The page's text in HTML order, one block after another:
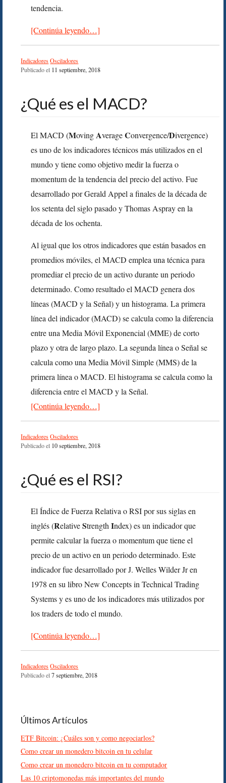
tendencia.
[Continúa leyendo…]
Indicadores Osciladores
Publicado el 11 septiembre, 2018
¿Qué es el MACD?
El MACD (Moving AverageConvergence/Divergence)
es uno de los indicadores técnicos más utilizados en el
mundo y tiene como objetivo medir la fuerza o
momentum de la tendencia del precio del activo. Fue
desarrollado por Gerald Appel a finales de la década de
los setenta del siglo pasado y Thomas Aspray en la
década de los ochenta.
Al igual que los otros indicadores que están basados en
promedios móviles, el MACD emplea una técnica para
promediar el precio de un activo durante un periodo
determinado. Como resultado el MACD genera dos
líneas (MACD y la Señal) y un histograma. La primera
línea del indicador (MACD) se calcula como la diferencia
entre una Media Móvil Exponencial (MME) de corto
plazo y otra de largo plazo. La segunda línea o Señal se
calcula como una Media Móvil Simple (MMS) de la
primera línea o MACD. El histograma se calcula como la
diferencia entre el MACD y la Señal.
[Continúa leyendo…]
Indicadores Osciladores
Publicado el 10 septiembre, 2018
¿Qué es el RSI?
El Índice de Fuerza Relativa o RSI por sus siglas en
inglés (RelativeStrengthIndex) es un indicador que
permite calcular la fuerza o momentum que tiene el
precio de un activo en un periodo determinado. Este
indicador fue desarrollado por J. Welles Wilder Jr en
1978 en su libro New Concepts in Technical Trading
Systems y es uno de los indicadores más utilizados por
los traders de todo el mundo.
[Continúa leyendo…]
Indicadores Osciladores
Publicado el7 septiembre, 2018
Últimos Artículos
ETF Bitcoin: ¿Cuáles son y como negociarlos?
Como crear un monedero bitcoin en tu celular
Como crear un monedero bitcoin en tu computador
Las 10 criptomonedas más importantes del mundo